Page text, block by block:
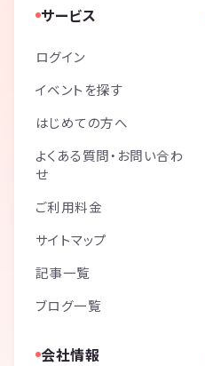
サービス
ログイン
イベントを探す
はじめての方へ
よくある質問・お問い合わ
せ
ご利用料金
サイトマップ
記事一覧
ブログ一覧
会社情報